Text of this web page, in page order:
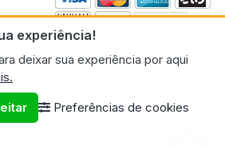
experiência!
deixar sua experiência por aqui
Preferências de cookies
- GERAL GEEK PORTAL ELETRONICO